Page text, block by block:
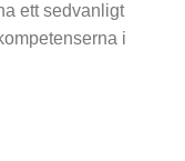
ett sedvanligt
i